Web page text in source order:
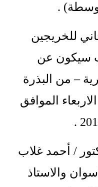
.
للخريجين
سيكون عن
– من البذرة
الموافق
/ أحمد غلاب
والاستاذ